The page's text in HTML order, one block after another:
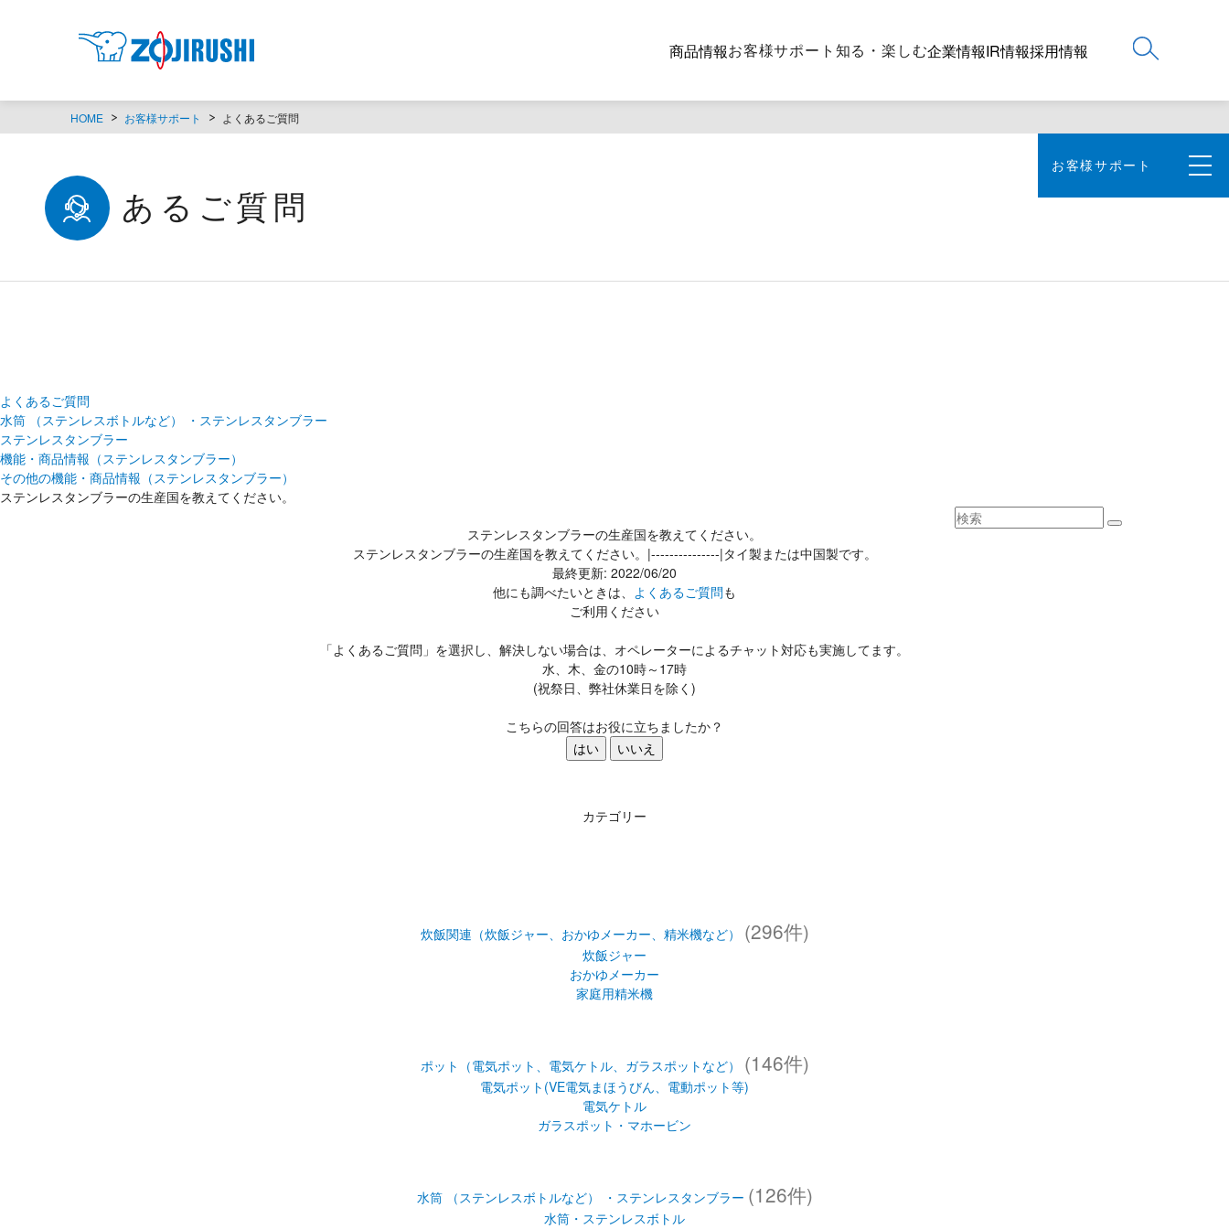
商品情報お客様サポート 知る・楽しむ企業情報IR情報採用情報
HOME お客様サポート よくあるご質問
お客様サポート
よくあるご質問
よくあるご質問
水筒 （ステンレスボトルなど） ・ステンレスタンブラー
ステンレスタンブラー
機能・商品情報（ステンレスタンブラー）
その他の機能・商品情報（ステンレスタンブラー）
ステンレスタンブラーの生産国を教えてください。
ステンレスタンブラーの生産国を教えてください。
ステンレスタンブラーの生産国を教えてください。|---------------|タイ製または中国製です。
最終更新: 2022/06/20
他にも調べたいときは、 よくあるご質問も
ご利用ください
「よくあるご質問」を選択し、解決しない場合は、オペレーターによるチャット対応も実施してます。
水、木、金の10時～17時
(祝祭日、弊社休業日を除く)
こちらの回答はお役に立ちましたか？
はい
いいえ
カテゴリー
炊飯関連（炊飯ジャー、おかゆメーカー、精米機など） (296件)
炊飯ジャー
おかゆメーカー
家庭用精米機
ポット（電気ポット、電気ケトル、ガラスポットなど） (146件)
電気ポット(VE電気まほうびん、電動ポット等)
電気ケトル
ガラスポット・マホービン
水筒 （ステンレスボトルなど） ・ステンレスタンブラー (126件)
水筒・ステンレスボトル